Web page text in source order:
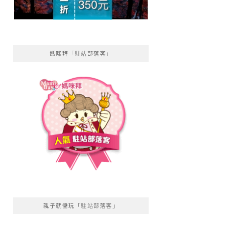
媽咪拜「駐站部落客」
親子就醬玩「駐站部落客」